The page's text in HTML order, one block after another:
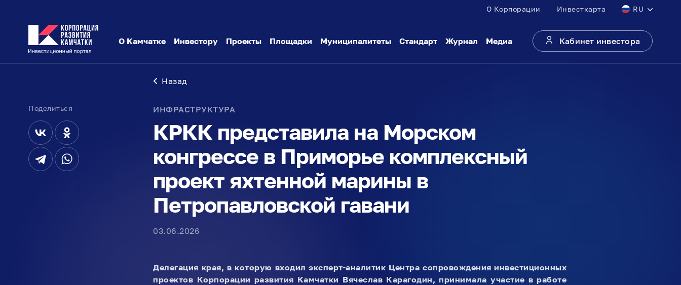
О Корпорации Инвесткарта RU
О Камчатке Инвестору Проекты Площадки Муниципалитеты Стандарт Журнал Медиа Кабинет инвестора
Поделиться
Назад
ИНФРАСТРУКТУРА
КРКК представила на Морском
конгрессе в Приморье комплексный
проект яхтенной марины в
Петропавловской гавани
03.06.2026
Делегация края, в которую входил эксперт-аналитик Центра сопровождения инвестиционных
проектов Корпорации развития Камчатки Вячеслав Карагодин, принимала участие в работе